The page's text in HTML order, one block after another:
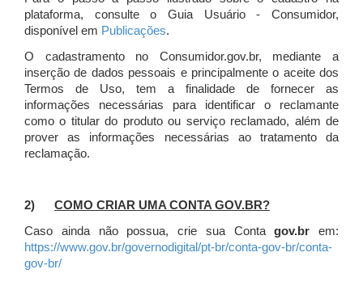
plataforma, consulte o Guia Usuário - Consumidor,
disponível em Publicações.
O cadastramento no Consumidor.gov.br, mediante a
inserção de dados pessoais e principalmente o aceite dos
Termos de Uso, tem a finalidade de fornecer as
informações necessárias para identificar o reclamante
como o titular do produto ou serviço reclamado, além de
prover as informações necessárias ao tratamento da
reclamação.
2) COMO CRIAR UMA CONTA GOV.BR?
Caso ainda não possua, crie sua Contagov.br em:
https://www.gov.br/governodigital/pt-br/conta-gov-br/conta-
gov-br/